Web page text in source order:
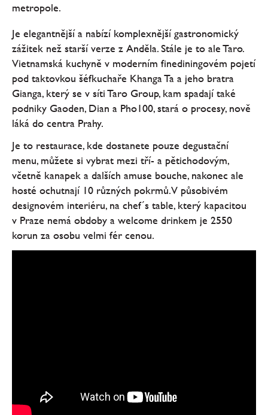
metropole.
Je elegantnější a nabízí komplexnější gastronomický
zážitek než starší verze z Anděla. Stále je to ale Taro.
Vietnamská kuchyně v moderním finediningovém pojetí
pod taktovkou šéfkuchaře Khanga Ta a jeho bratra
Gianga, který se v síti Taro Group, kam spadají také
podniky Gaoden, Dian a Pho100, stará o procesy, nově
láká do centra Prahy.
Je to restaurace, kde dostanete pouze degustační
menu, můžete si vybrat mezi tří- a pětichodovým,
včetně kanapek a dalších amuse bouche, nakonec ale
hosté ochutnají 10 různých pokrmů. V působivém
designovém interiéru, na chef´s table, který kapacitou
v Praze nemá obdoby a welcome drinkem je 2550
korun za osobu velmi fér cenou.